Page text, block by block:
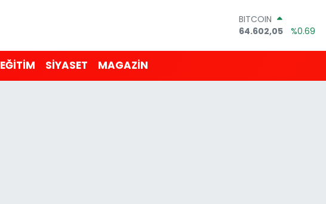
DOLAR
47,5986
%0.06
64,2438
%0.21
EĞİTİM SİYASET MAGAZİN